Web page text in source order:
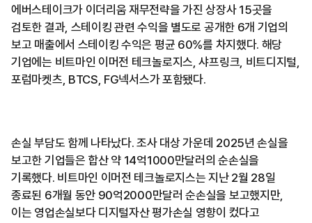
에버스테이크가 이더리움 재무전략을 가진 상장사 15곳을
검토한 결과, 스테이킹 관련 수익을 별도로 공개한 6개 기업의
보고 매출에서 스테이킹 수익은 평균 60%를 차지했다. 해당
기업에는 비트마인 이머전 테크놀로지스, 샤프링크, 비트디지털,
포럼마켓츠, BTCS, FG넥서스가 포함됐다.
손실 부담도 함께 나타났다. 조사 대상 가운데 2025년 손실을
보고한 기업들은 합산 약 14억1000만달러의 순손실을
기록했다. 비트마인 이머전 테크놀로지스는 지난 2월 28일
종료된 6개월 동안 90억2000만달러 순손실을 보고했지만,
이는 영업손실보다 디지털자산 평가손실 영향이 컸다고